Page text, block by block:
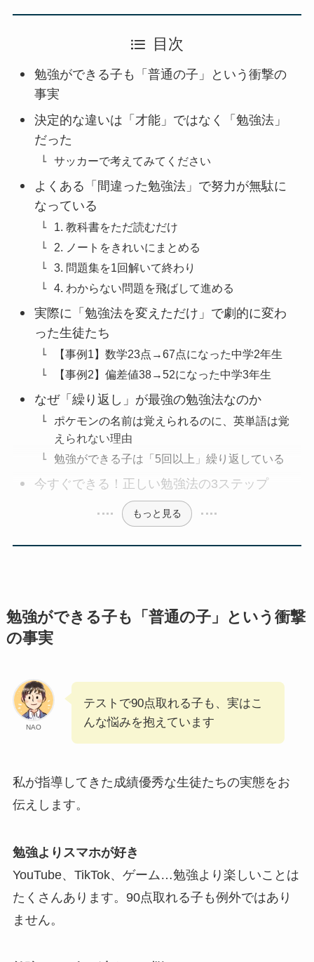
目次
勉強ができる子も「普通の子」という衝撃の
事実
決定的な違いは「才能」ではなく「勉強法」
だった
サッカーで考えてみてください
よくある「間違った勉強法」で努力が無駄に
なっている
1. 教科書をただ読むだけ
2. ノートをきれいにまとめる
3. 問題集を1回解いて終わり
4. わからない問題を飛ばして進める
実際に「勉強法を変えただけ」で劇的に変わ
った生徒たち
【事例1】数学23点→67点になった中学2年生
【事例2】偏差値38→52になった中学3年生
なぜ「繰り返し」が最強の勉強法なのか
ポケモンの名前は覚えられるのに、英単語は覚
えられない理由
勉強ができる子は「5回以上」繰り返している
今すぐできる！正しい勉強法の3ステップ
もっと見る
勉強ができる子も「普通の子」という衝撃
の事実
NAO
テストで90点取れる子も、実はこ
んな悩みを抱えています
私が指導してきた成績優秀な生徒たちの実態をお
伝えします。
勉強よりスマホが好き
YouTube、TikTok、ゲーム…勉強より楽しいことは
たくさんあります。90点取れる子も例外ではあり
ません。